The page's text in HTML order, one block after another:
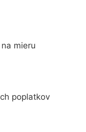
mieru
poplatkov